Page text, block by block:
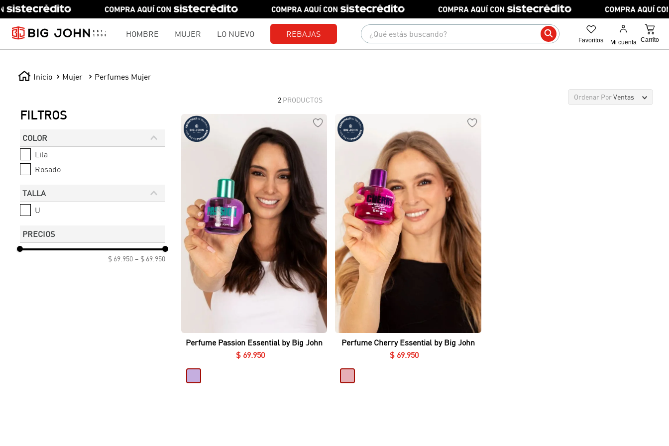
HOMBRE MUJER LO NUEVO REBAJAS
¿Qué estás buscando?
Mujer Perfumes Mujer
FILTROS
COLOR
Lila
Rosado
TALLA
U
PRECIOS
$ 69.950 – $ 69.950
2 PRODUCTOS Ordenar PorVentas
Perfume Passion Essential by Big John
$ 69. 950
Perfume Cherry Essential by Big John
$ 69 950
3.camisas
4.polo
chaquetas
7.pantalones
8.jeans
9.polos
10.blusas